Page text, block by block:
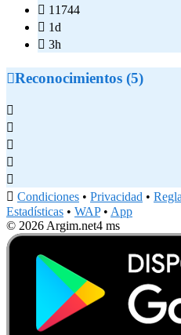
 11744
 1d
 3h
Reconocimientos (5)





 Condiciones • Privacidad •
Estadísticas • WAP• App
© 2026 Argim.net4 ms